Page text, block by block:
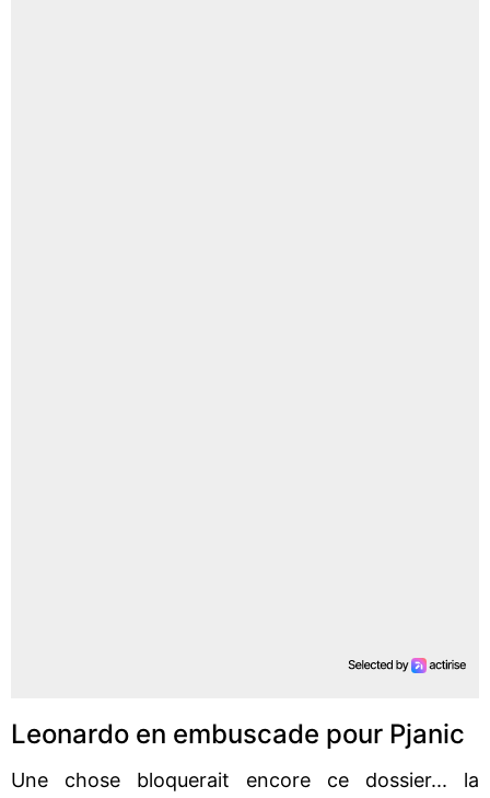
Leonardo en embuscade pour Pjanic
Une chose bloquerait encore ce dossier... la